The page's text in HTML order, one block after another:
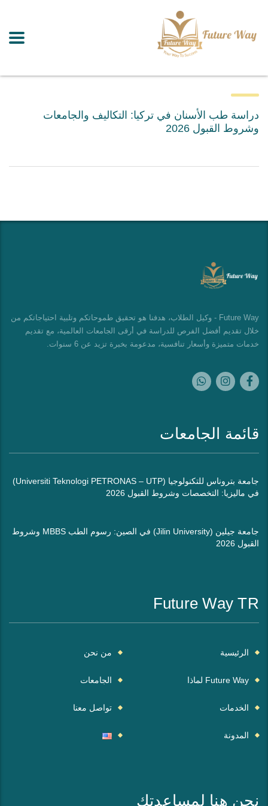
دراسة طب الأسنان في تركيا: التكاليف والجامعات
وشروط القبول 2026
Future Way - وكيل الطلاب، هدفنا هو تحقيق طموحاتكم وتلبية احتياجاتكم من
خلال تقديم أفضل الفرص للدراسة في أرقى الجامعات العالمية، مع تقديم
خدمات متميزة وأسعار تنافسية، مدعومة بخبرة تزيد عن 6 سنوات.
قائمة الجامعات
جامعة بتروناس للتكنولوجيا (Universiti Teknologi PETRONAS – UTP)
في ماليزيا: التخصصات وشروط القبول 2026
جامعة جيلين (Jilin University) في الصين: رسوم الطب MBBS وشروط
القبول 2026
Future Way TR
الرئيسية من نحن
Future Way لماذا الجامعات
الخدمات تواصل معنا
المدونة
نحن هنا لمساعدتك